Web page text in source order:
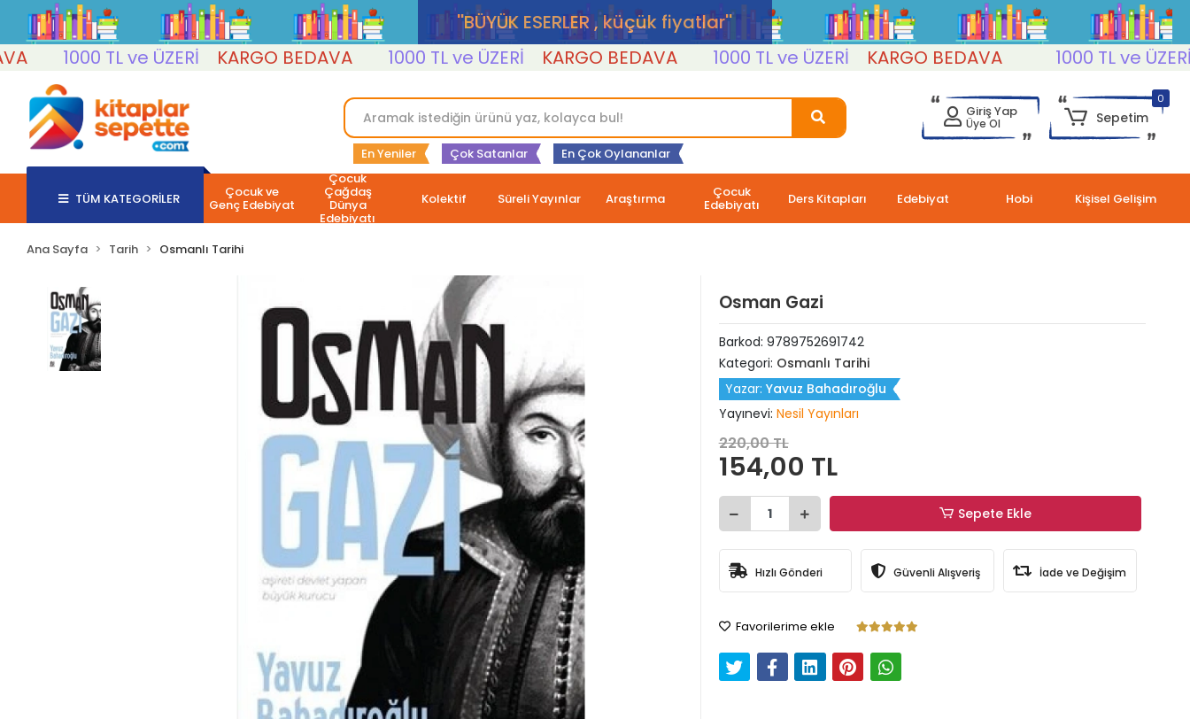
''BÜYÜK ESERLER , küçük fiyatlar''
1000 TL ve ÜZERİ
KARGO BEDAVA 1000 TL ve ÜZERİ KARGO BEDAVA 1000 TL ve ÜZERİ KARGO BEDAVA 1000 TL ve ÜZERİ
En Yeniler Çok Satanlar En Çok Oylananlar
Giriş Yap
Üye Ol
0
Sepetim
TÜM KATEGORİLER Çocuk ve
Genç Edebiyat
Çocuk
Çağdaş
Dünya
Edebiyatı
Kolektif Süreli Yayınlar Araştırma Çocuk
Edebiyatı Ders Kitapları Edebiyat Hobi Kişisel Gelişim
Ana Sayfa Tarih Osmanlı Tarihi
Osman Gazi
Barkod: 9789752691742
Kategori: Osmanlı Tarihi
Yazar: Yavuz Bahadıroğlu
Yayınevi: Nesil Yayınları
220,00 TL
154,00 TL
Sepete Ekle
Hızlı Gönderi Güvenli Alışveriş İade ve Değişim
Favorilerime ekle